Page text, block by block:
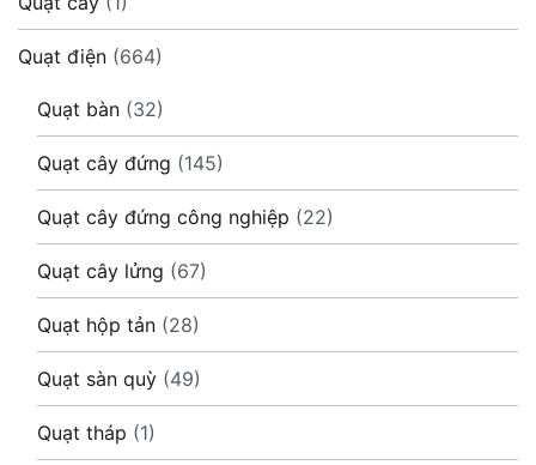
Quạt điện (664)
Quạt bàn (32)
Quạt cây đứng (145)
Quạt cây đứng công nghiệp (22)
Quạt cây lửng (67)
Quạt hộp tản (28)
Quạt sàn quỳ (49)
Quạt tháp (1)